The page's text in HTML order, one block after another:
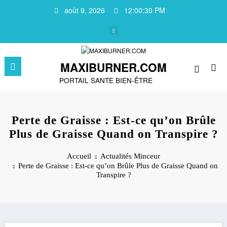
août 9, 2026 12:00:31 PM
MAXIBURNER.COM
PORTAIL SANTE BIEN-ÊTRE
Perte de Graisse : Est-ce qu’on Brûle
Plus de Graisse Quand on Transpire ?
Accueil
Actualités Minceur
Perte de Graisse : Est-ce qu’on Brûle Plus de Graisse Quand on
Transpire ?